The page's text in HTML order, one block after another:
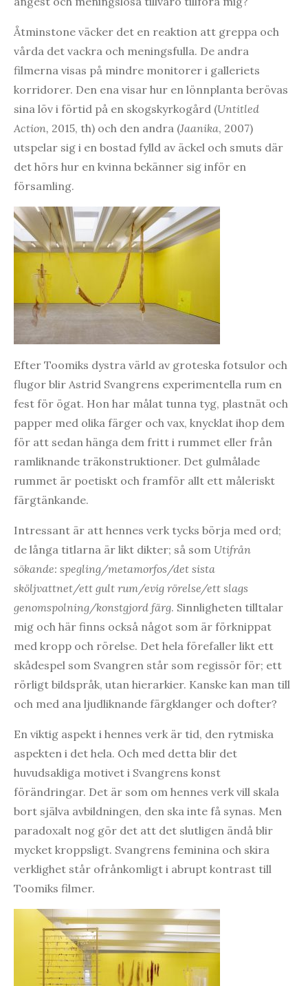
Åtminstone väcker det en reaktion att greppa och
vårda det vackra och meningsfulla. De andra
filmerna visas på mindre monitorer i galleriets
korridorer. Den ena visar hur en lönnplanta berövas
sina löv i förtid på en skogskyrkogård (Untitled
Action, 2015, th) och den andra (Jaanika, 2007)
utspelar sig i en bostad fylld av äckel och smuts där
det hörs hur en kvinna bekänner sig inför en
församling.
Efter Toomiks dystra värld av groteska fotsulor och
flugor blir Astrid Svangrens experimentella rum en
fest för ögat. Hon har målat tunna tyg, plastnät och
papper med olika färger och vax, knycklat ihop dem
för att sedan hänga dem fritt i rummet eller från
ramliknande träkonstruktioner. Det gulmålade
rummet är poetiskt och framför allt ett måleriskt
färgtänkande.
Intressant är att hennes verk tycks börja med ord;
de långa titlarna är likt dikter; så som Utifrån
sökande: spegling/metamorfos/det sista
sköljvattnet/ett gult rum/evig rörelse/ett slags
genomspolning/konstgjord färg. Sinnligheten tilltalar
mig och här finns också något som är förknippat
med kropp och rörelse. Det hela förefaller likt ett
skådespel som Svangren står som regissör för; ett
rörligt bildspråk, utan hierarkier. Kanske kan man till
och med ana ljudliknande färgklanger och dofter?
En viktig aspekt i hennes verk är tid, den rytmiska
aspekten i det hela. Och med detta blir det
huvudsakliga motivet i Svangrens konst
förändringar. Det är som om hennes verk vill skala
bort själva avbildningen, den ska inte få synas. Men
paradoxalt nog gör det att det slutligen ändå blir
mycket kroppsligt. Svangrens feminina och skira
verklighet står ofrånkomligt i abrupt kontrast till
Toomiks filmer.